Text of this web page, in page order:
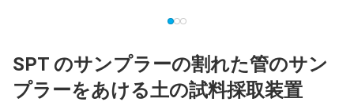
SPT のサンプラーの割れた管のサン
プラーをあける土の試料採取装置